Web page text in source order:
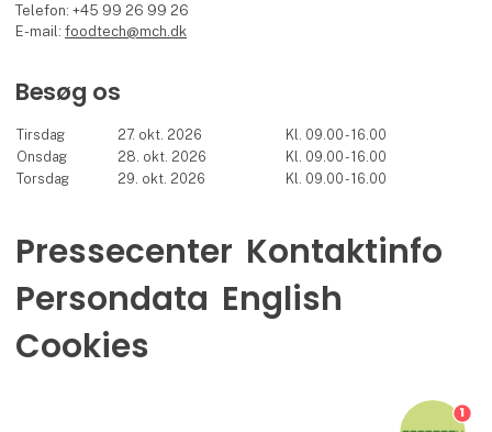
Telefon: +45 99 26 99 26
E-mail:foodtech@mch.dk
Besøg os
Tirsdag 27. okt. 2026
Kl. 09.00 - 16.00
Onsdag
28. okt. 2026
Kl. 09.00 - 16.00
Torsdag
29. okt. 2026 Kl. 09.00 - 16.00
Pressecenter Kontaktinfo
Persondata English
Cookies
1